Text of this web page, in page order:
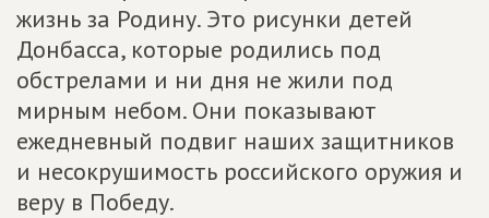
жизнь за Родину. Это рисунки детей
Донбасса, которые родились под
обстрелами и ни дня не жили под
мирным небом. Они показывают
ежедневный подвиг наших защитников
и несокрушимость российского оружия и
веру в Победу.